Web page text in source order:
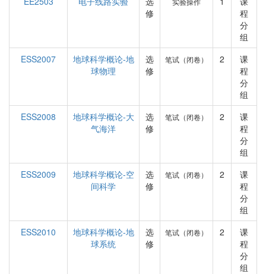
修
程
分
组
ESS2007
地球科学概论-地
球物理
选
修
笔试（闭卷） 2
课
程
分
组
ESS2008
地球科学概论-大
气海洋
选
修
笔试（闭卷） 2
课
程
分
组
ESS2009
地球科学概论-空
间科学
选
修
笔试（闭卷） 2
课
程
分
组
ESS2010
地球科学概论-地
球系统
选
修
笔试（闭卷） 2
课
程
分
组